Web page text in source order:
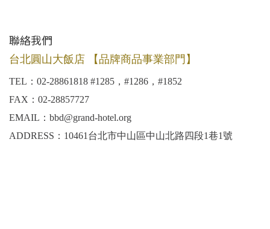
聯絡我們
台北圓山大飯店 【品牌商品事業部門】
TEL：02-28861818 #1285，#1286，#1852
FAX：02-28857727
EMAIL：bbd@grand-hotel.org
ADDRESS：10461台北市中山區中山北路四段1巷1號